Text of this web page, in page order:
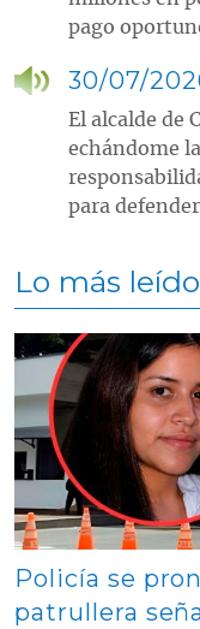
pago
30/07/
El alcalde de
echándome
para
Lo más leído
Contenido multimedia
Policía se
patrullera